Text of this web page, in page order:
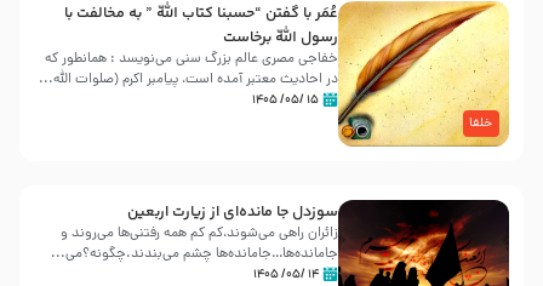
خلفا
عُمَر با گفتن “حسبنا كتاب اللّه ” به مخالفت با
رسول اللّه برخاست
خفاجی مصری عالم بزرگ سنی می‌نویسد : همانطور که
در احادیث معتبر آمده است، پیامبر اکرم (صلوات اللّه...
۱۵ /۰۵/ ۱۴۰۵
سوزدل جا مانده‌ای از زیارت اربعین
زائران راهی می‌شوند،کم‌ کم همه رفتنی‌ها می‌روند و
جامانده‌ها…جامانده‌ها چشم می‌بندند.چگونه؟می‌...
۱۴ /۰۵/ ۱۴۰۵